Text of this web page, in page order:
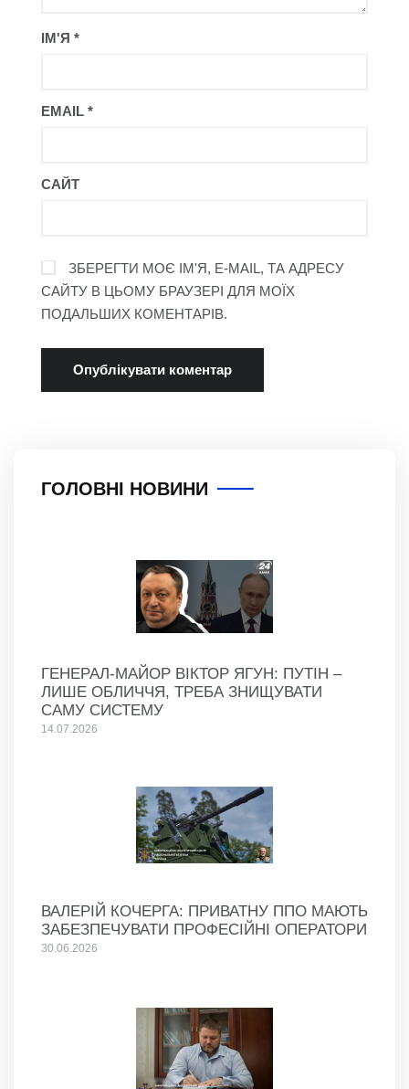
ІМ'Я *
EMAIL *
САЙТ
ЗБЕРЕГТИ МОЄ ІМ'Я, E-MAIL, ТА АДРЕСУ
САЙТУ В ЦЬОМУ БРАУЗЕРІ ДЛЯ МОЇХ
ПОДАЛЬШИХ КОМЕНТАРІВ.
ГОЛОВНІ НОВИНИ
ГЕНЕРАЛ-МАЙОР ВІКТОР ЯГУН: ПУТІН –
ЛИШЕ ОБЛИЧЧЯ, ТРЕБА ЗНИЩУВАТИ
САМУ СИСТЕМУ
14.07.2026
ВАЛЕРІЙ КОЧЕРГА: ПРИВАТНУ ППО МАЮТЬ
ЗАБЕЗПЕЧУВАТИ ПРОФЕСІЙНІ ОПЕРАТОРИ
30.06.2026